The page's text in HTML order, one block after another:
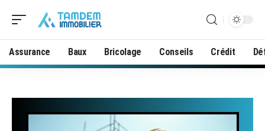
Assurance Baux Bricolage Conseils Crédit